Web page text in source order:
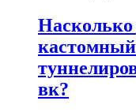
Насколько
вк?